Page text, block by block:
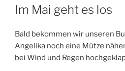
AM
Im Mai geht es los
Bald bekommen wir unseren
Angelika noch eine Mütze
bei Wind und Regen